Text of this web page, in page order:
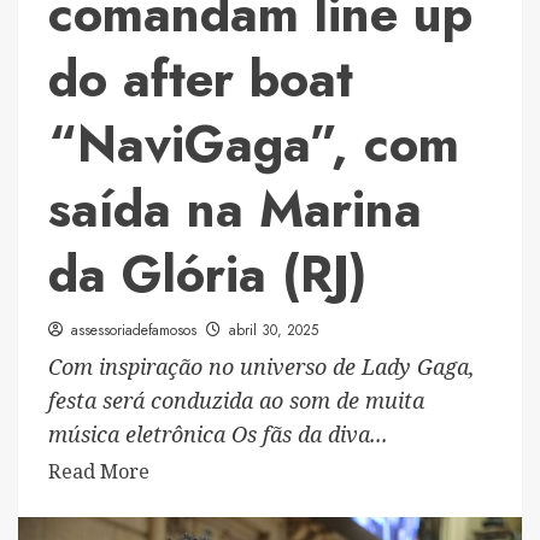
do after boat
“NaviGaga”, com
saída na Marina
da Glória (RJ)
assessoriadefamosos abril 30, 2025
Com inspiração no universo de Lady Gaga,
festa será conduzida ao som de muita
música eletrônica Os fãs da diva...
Read More
about